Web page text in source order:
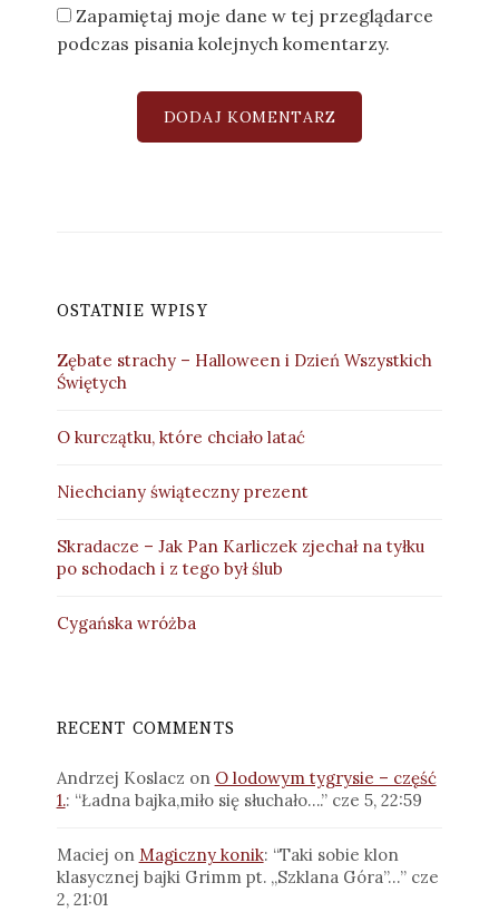
Zapamiętaj moje dane w tej przeglądarce
podczas pisania kolejnych komentarzy.
OSTATNIE WPISY
Zębate strachy – Halloween i Dzień Wszystkich
Świętych
O kurczątku, które chciało latać
Niechciany świąteczny prezent
Skradacze – Jak Pan Karliczek zjechał na tyłku
po schodach i z tego był ślub
Cygańska wróżba
RECENT COMMENTS
Andrzej Koslacz on O lodowym tygrysie – część
1.: “Ładna bajka,miło się słuchało….” cze 5, 22:59
Maciej on Magiczny konik: “Taki sobie klon
klasycznej bajki Grimm pt. „Szklana Góra”…” cze
2, 21:01